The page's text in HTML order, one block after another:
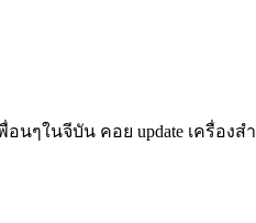
นๆในจีบัน คอย update เครื่องสำ